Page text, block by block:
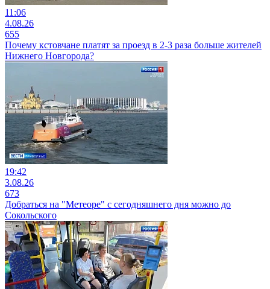
11:06
4.08.26
655
Почему кстовчане платят за проезд в 2-3 раза больше жителей
Нижнего Новгорода?
19:42
3.08.26
673
Добраться на "Метеоре" с сегодняшнего дня можно до
Сокольского